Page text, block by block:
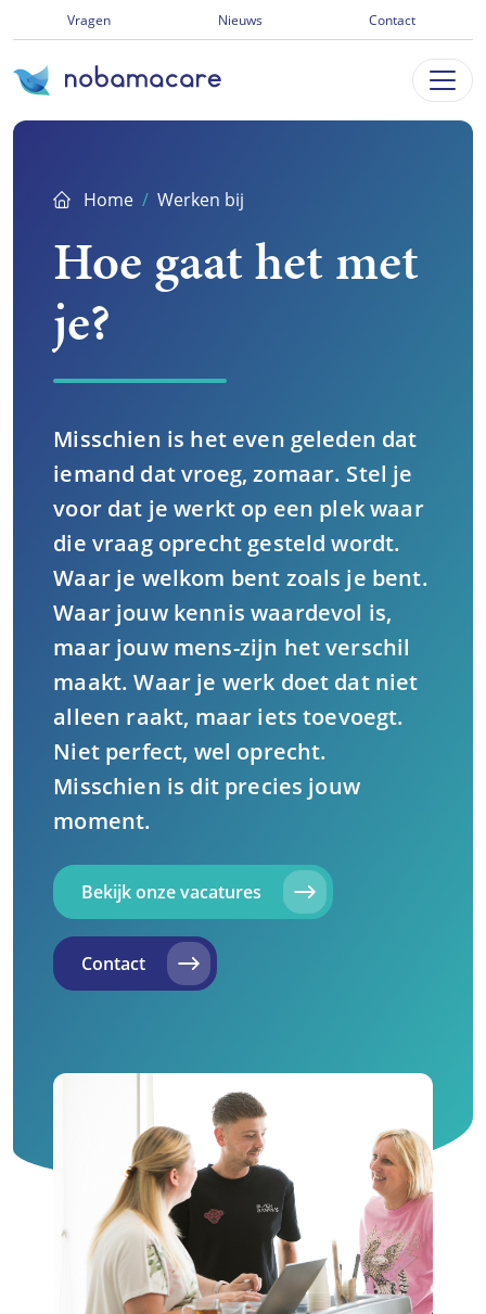
direct
naar
inhoud
Vragen Nieuws Contact
Home Werken bij
Hoe gaat het met
je?
Misschien is het even geleden dat
iemand dat vroeg, zomaar. Stel je
voor dat je werkt op een plek waar
die vraag oprecht gesteld wordt.
Waar je welkom bent zoals je bent.
Waar jouw kennis waardevol is,
maar jouw mens-zijn het verschil
maakt. Waar je werk doet dat niet
alleen raakt, maar iets toevoegt.
Niet perfect, wel oprecht.
Misschien is dit precies jouw
moment.
Bekijk onze vacatures
Contact